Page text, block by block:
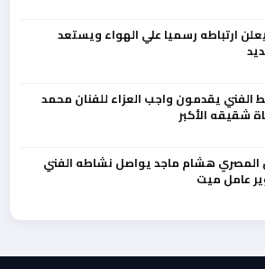
ارتباطه رسميا علي الهواء ويستعد
الفني يقدمون واجب العزاء للفنان محمد
شقيقه الأكبر
المصري هشام ماجد يواصل نشاطه الفني
عامل ميت